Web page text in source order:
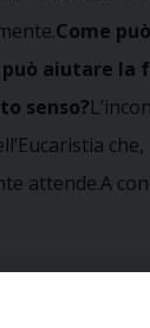
Come
aiutare la
senso?
attende.A